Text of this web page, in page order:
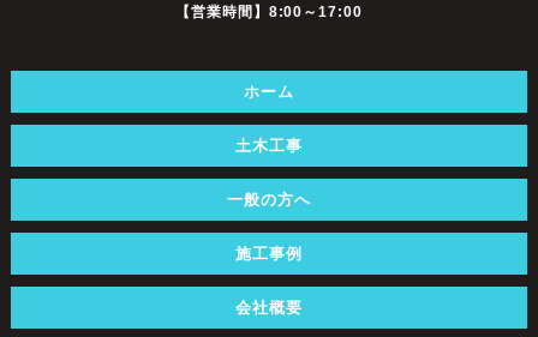
【営業時間】8:00～17:00
ホーム
土木工事
一般の方へ
施工事例
会社概要